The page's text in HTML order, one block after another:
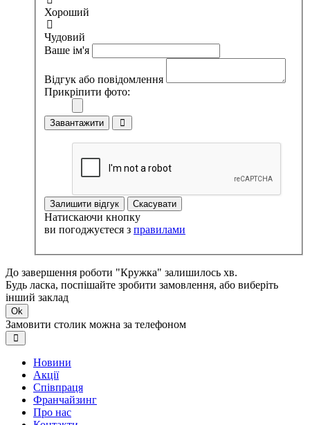
Хороший
Чудовий
Ваше ім'я
Відгук або повідомлення
Прикріпити фото:
Завантажити
Залишити відгук Скасувати
Натискаючи кнопку
ви погоджуєтеся з правилами
До завершення роботи "Кружка" залишилось хв.
Будь ласка, поспішайте зробити замовлення, або виберіть
інший заклад
Ok
Замовити столик можна за телефоном
Новини
Акції
Співпраця
Франчайзинг
Про нас